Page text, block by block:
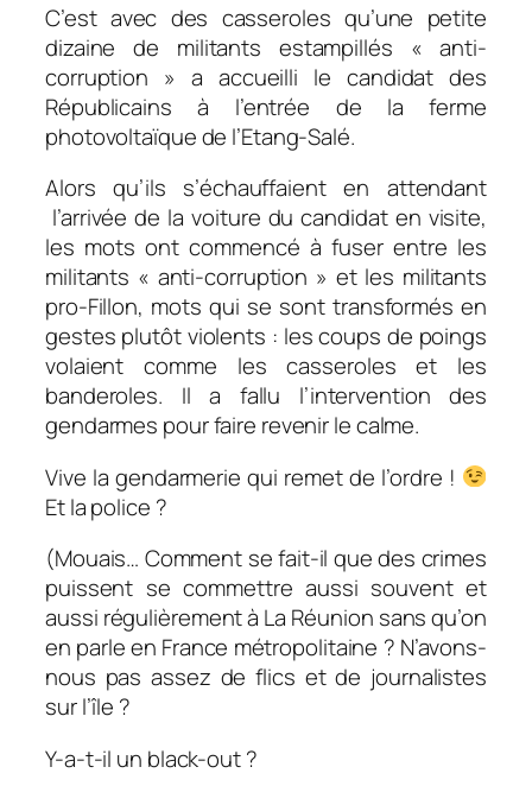
C’est avec des casseroles qu’une petite
dizaine de militants estampillés « anti-
corruption » a accueilli le candidat des
Républicains à l’entrée de la ferme
photovoltaïque de l’Etang-Salé.
Alors qu’ils s’échauffaient en attendant
l’arrivée de la voiture du candidat en visite,
les mots ont commencé à fuser entre les
militants « anti-corruption » et les militants
pro-Fillon, mots qui se sont transformés en
gestes plutôt violents : les coups de poings
volaient comme les casseroles et les
banderoles. Il a fallu l’intervention des
gendarmes pour faire revenir le calme.
Vive la gendarmerie qui remet de l’ordre !
Et la police ?
(Mouais… Comment se fait-il que des crimes
puissent se commettre aussi souvent et
aussi régulièrement à La Réunion sans qu’on
en parle en France métropolitaine ? N’avons-
nous pas assez de flics et de journalistes
sur l’île ?
Y-a-t-il un black-out ?